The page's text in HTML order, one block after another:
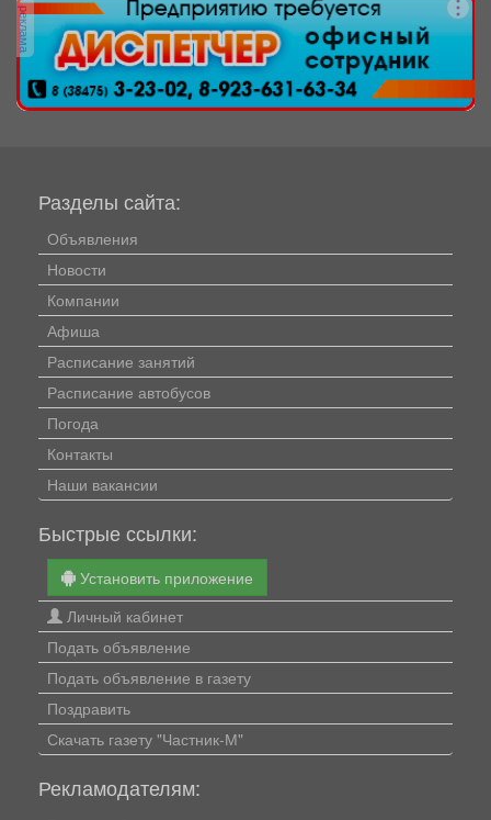
реклама
Разделы сайта:
Объявления
Новости
Компании
Афиша
Расписание занятий
Расписание автобусов
Погода
Контакты
Наши вакансии
Быстрые ссылки:
Установить приложение
Личный кабинет
Подать объявление
Подать объявление в газету
Поздравить
Скачать газету "Частник-М"
Рекламодателям: